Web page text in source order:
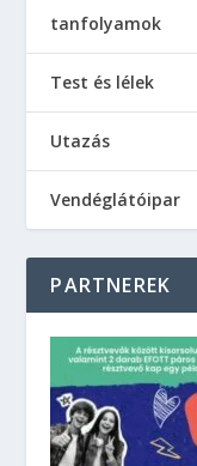
tanfolyamok
Test és lélek
Utazás
Vendéglátóipar
PARTNEREK